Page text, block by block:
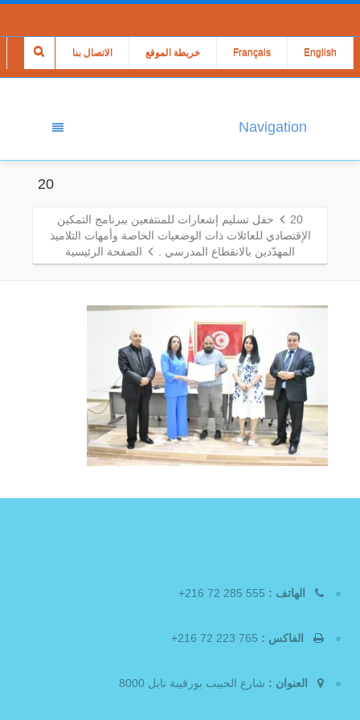
الاتصال بنا خريطة الموقع Français English
Navigation
20
20
حفل تسليم إشعارات للمنتفعين ببرنامج التمكين
الإقتصادي للعائلات ذات الوضعيات الخاصة وأمهات التلاميذ
المهدّدين بالانقطاع المدرسي .
الصفحة الرئيسية
الهاتف :
الفاكس :
العنوان : شارع الحبيب بورقيبة نابل 8000